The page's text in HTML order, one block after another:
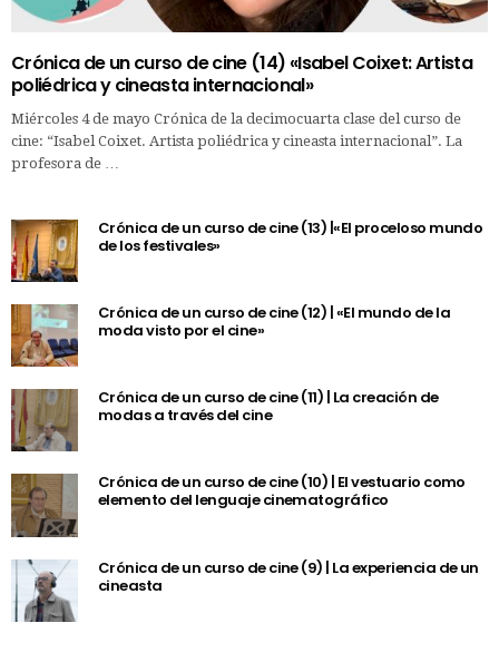
Crónica de un curso de cine (14) «Isabel Coixet: Artista
poliédrica y cineasta internacional»
Miércoles 4 de mayo Crónica de la decimocuarta clase del curso de
cine: “Isabel Coixet. Artista poliédrica y cineasta internacional”. La
profesora de …
Crónica de un curso de cine (13) |«El proceloso mundo
de los festivales»
Crónica de un curso de cine (12) | «El mundo de la
moda visto por el cine»
Crónica de un curso de cine (11) | La creación de
modas a través del cine
Crónica de un curso de cine (10) | El vestuario como
elemento del lenguaje cinematográfico
Crónica de un curso de cine (9) | La experiencia de un
cineasta